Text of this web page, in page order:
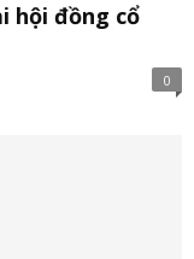
hội đồng cổ
0